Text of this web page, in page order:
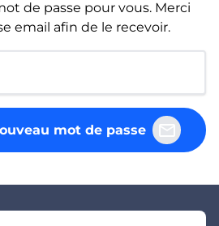
de passe pour vous. Merci
email afin de le recevoir.
mot de passe mail